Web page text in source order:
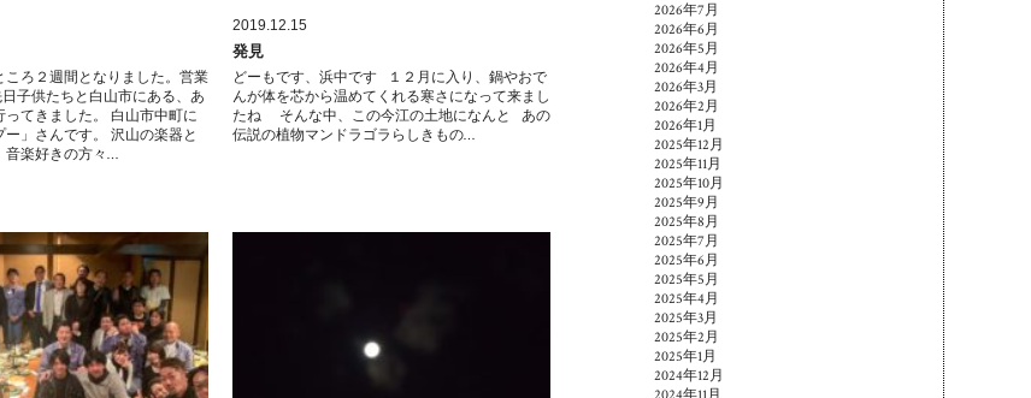
ころ２週間となりました。営業
子供たちと白山市にある、あ
ってきました。 白山市中町に
」さんです。 沢山の楽器と
音楽好きの方々…
2019.12.15
発見
どーもです、浜中です １２月に入り、鍋やおで
んが体を芯から温めてくれる寒さになって来まし
たね そんな中、この今江の土地になんと あの
伝説の植物マンドラゴラらしきもの…
2026年7月
2026年6月
2026年5月
2026年4月
2026年3月
2026年2月
2026年1月
2025年12月
2025年11月
2025年10月
2025年9月
2025年8月
2025年7月
2025年6月
2025年5月
2025年4月
2025年3月
2025年2月
2025年1月
2024年12月